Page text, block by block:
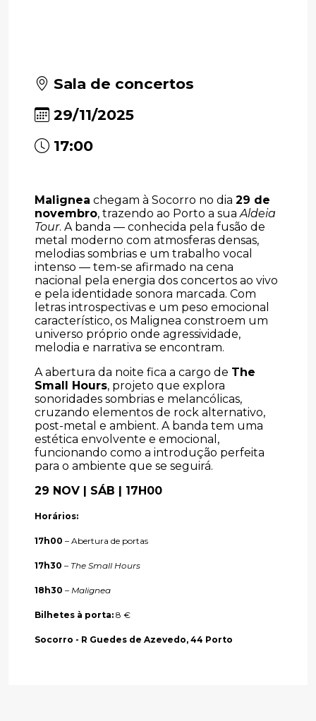
Sala de concertos
29/11/2025
17:00
Malignea chegam à Socorro no dia 29 de
novembro, trazendo ao Porto a suaAldeia
Tour. A banda — conhecida pela fusão de
metal moderno com atmosferas densas,
melodias sombrias e um trabalho vocal
intenso — tem-se afirmado na cena
nacional pela energia dos concertos ao vivo
e pela identidade sonora marcada. Com
letras introspectivas e um peso emocional
característico, os Malignea constroem um
universo próprio onde agressividade,
melodia e narrativa se encontram.
A abertura da noite fica a cargo de The
Small Hours, projeto que explora
sonoridades sombrias e melancólicas,
cruzando elementos de rock alternativo,
post-metal e ambient. A banda tem uma
estética envolvente e emocional,
funcionando como a introdução perfeita
para o ambiente que se seguirá.
29 NOV | SÁB | 17H00
Horários:
17h00 – Abertura de portas
17h30 – The Small Hours
18h30 – Malignea
Bilhetes à porta: 8 €
Socorro - R Guedes de Azevedo, 44 Porto